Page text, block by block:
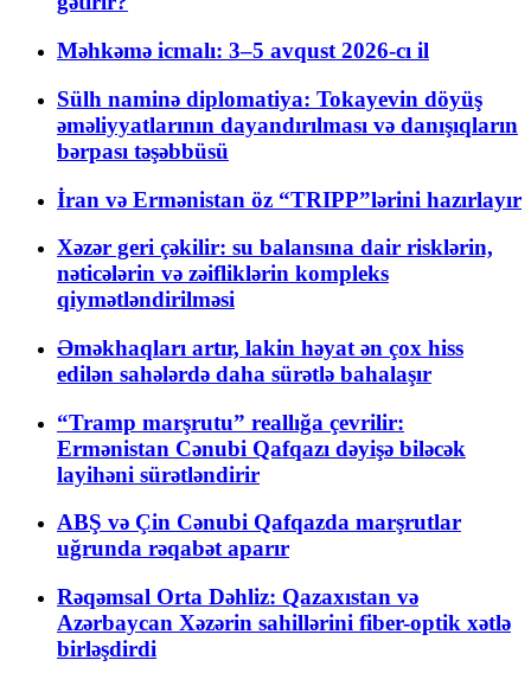
Məhkəmə icmalı: 3–5 avqust 2026-cı il
Sülh naminə diplomatiya: Tokayevin döyüş
əməliyyatlarının dayandırılması və danışıqların
bərpası təşəbbüsü
İran və Ermənistan öz “TRIPP”lərini hazırlayır
Xəzər geri çəkilir: su balansına dair risklərin,
nəticələrin və zəifliklərin kompleks
qiymətləndirilməsi
Əməkhaqları artır, lakin həyat ən çox hiss
edilən sahələrdə daha sürətlə bahalaşır
“Tramp marşrutu” reallığa çevrilir:
Ermənistan Cənubi Qafqazı dəyişə biləcək
layihəni sürətləndirir
ABŞ və Çin Cənubi Qafqazda marşrutlar
uğrunda rəqabət aparır
Rəqəmsal Orta Dəhliz: Qazaxıstan və
Azərbaycan Xəzərin sahillərini fiber-optik xətlə
birləşdirdi